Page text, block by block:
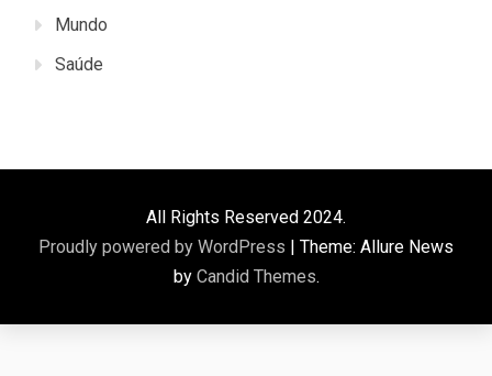
Mundo
Saúde
All Rights Reserved 2024.
Proudly powered by WordPress | Theme: Allure News
by Candid Themes.